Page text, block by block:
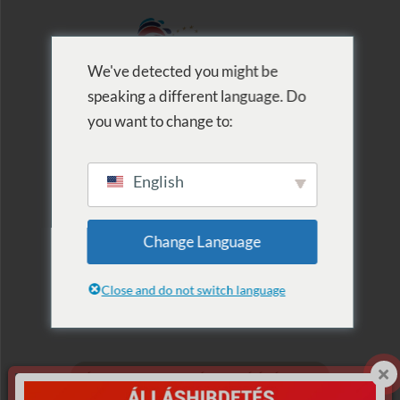
Termék szerinti
lista: szauna
KÉP MEGNEVEZÉS
VÁSÁRLÁS
ÖSSZES
We've detected you might be
speaking a different language. Do
you want to change to:
English
Change Language
Close and do not switch language